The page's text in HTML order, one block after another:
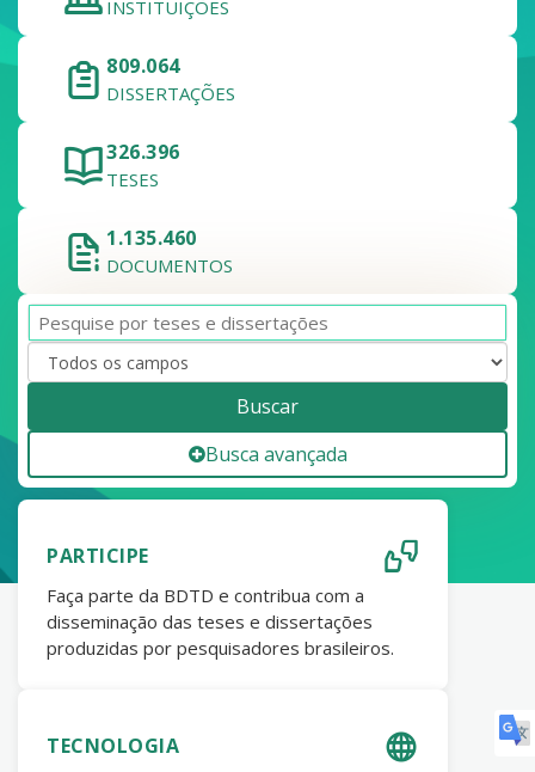
INSTITUIÇÕES
809.064
DISSERTAÇÕES
326.396
TESES
1.135.460
DOCUMENTOS
Buscar
Busca avançada
PARTICIPE
Faça parte da BDTD e contribua com a
disseminação das teses e dissertações
produzidas por pesquisadores brasileiros.
TECNOLOGIA